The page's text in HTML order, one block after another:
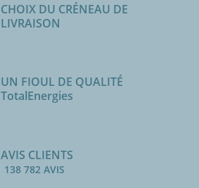
CHOIX DU CRÉNEAU DE
LIVRAISON
UN FIOUL DE QUALITÉ
TotalEnergies
AVIS CLIENTS
138 782 AVIS